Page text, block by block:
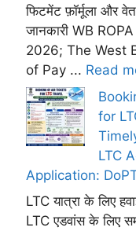
फिटमेंट फ़ॉर्मूला और
जानकारी WB
2026; The West
of Pay ... Read
for
LTC
Application:
LTC यात्रा के लिए
LTC एडवांस के लिए